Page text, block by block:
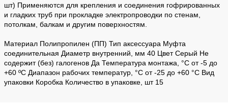
шт) Применяются для крепления и соединения гофрированных
и гладких труб при прокладке электропроводки по стенам,
потолкам, балкам и другим поверхностям.
Материал Полипропилен (ПП) Тип аксессуара Муфта
соединительная Диаметр внутренний, мм 40 Цвет Серый Не
содержит (без) галогенов Да Температура монтажа, °С от -5 до
+60 ºС Диапазон рабочих температур, °С от -25 до +60 °С Вид
упаковки Коробка Количество в упаковке, шт 15